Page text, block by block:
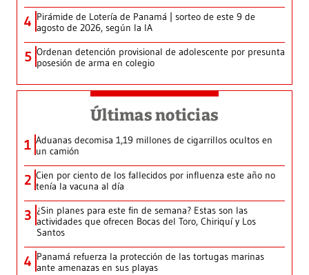
4 Pirámide de Lotería de Panamá | sorteo de este 9 de
agosto de 2026, según la IA
5 Ordenan detención provisional de adolescente por presunta
posesión de arma en colegio
Últimas noticias
1 Aduanas decomisa 1,19 millones de cigarrillos ocultos en
un camión
2 Cien por ciento de los fallecidos por influenza este año no
tenía la vacuna al día
3 ¿Sin planes para este fin de semana? Estas son las
actividades que ofrecen Bocas del Toro, Chiriquí y Los
Santos
4 Panamá refuerza la protección de las tortugas marinas
ante amenazas en sus playas